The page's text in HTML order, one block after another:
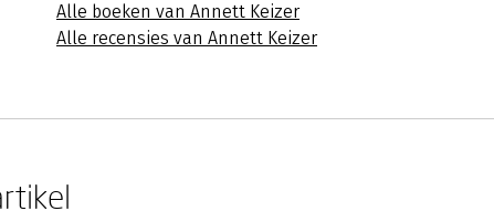
Alle boeken van Annett Keizer
Alle recensies van Annett Keizer